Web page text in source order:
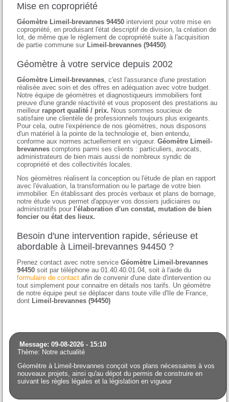
Mise en copropriété
Géomètre Limeil-brevannes 94450 intervient pour votre mise en
copropriété, en produisant l'état descriptif de division, la création de
lot, de même que le règlement de copropriété suite à l'acquisition
de partie commune sur Limeil-brevannes (94450)
Géomètre à votre service depuis 2002
Géomètre Limeil-brevannes , c'est l'assurance d'une prestation
réalisée avec soin et des offres en adéquation avec votre budget.
Notre équipe de géomètres et diagnostiqueurs immobiliers font
preuve d'une grande réactivité et vous proposent des prestations au
meilleur rapport qualité / prix. Nous sommes soucieux de
satisfaire une clientèle de professionnels toujours plus exigeants.
Pour cela, outre l'expérience de nos géomètres, nous disposons
d'un matériel à la pointe de la technologie et, bien entendu,
conforme aux normes actuellement en vigueur.Géomètre Limeil-
brevannes comptons parmi ses clients : particuliers, avocats,
administrateurs de bien mais aussi de nombreux syndic de
copropriété et des collectivités locales.
Nos géomètres réalisent la conception ou l'étude de plan en rapport
avec l'évaluation, la transformation ou le partage de votre bien
immobilier. En établissant des procès verbaux et plans de bornage,
notre étude vous permet d'appuyer vos dossiers judiciaires ou
administratifs pour l'élaboration d'un constat, mutation de bien
foncier ou état des lieux.
Besoin d'une intervention rapide, sérieuse et
abordable à Limeil-brevannes 94450 ?
Prenez contact avec notre serviceGéomètre Limeil-brevannes
94450 soit par téléphone au 01.40.40.01.04, soit à l'aide du
formulaire de contact afin de convenir d'une date d'intervention ou
tout simplement pour connaitre en détails nos tarifs. Un géomètre
de notre équipe peut se déplacer dans toute ville d'Ile de France,
dont Limeil-brevannes (94450)
Message: 09-08-2026 - 15:10
Thème: Notre actualité
Géomètre à Limeil-brevannes conçoit vos plans nécessaires à vos
nouveaux projets, ainsi qu'au dépot du permis de construire en
suivant les règles légales et la législation en vigueur